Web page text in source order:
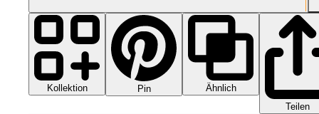
Kollektion Pin
Ähnlich
Teilen